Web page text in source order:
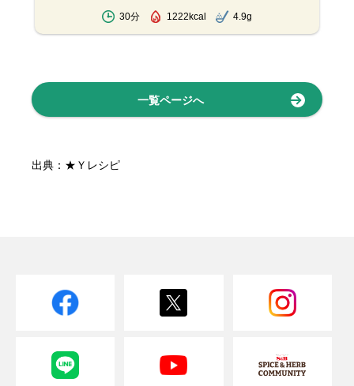
30分 1222kcal 4.9g
一覧ページへ
出典：★Ｙレシピ